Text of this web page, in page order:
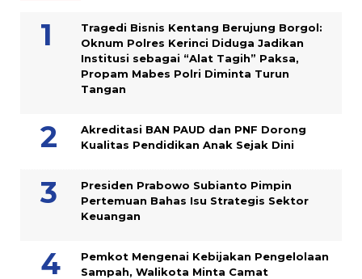
Tragedi Bisnis Kentang Berujung Borgol:
Oknum Polres Kerinci Diduga Jadikan
Institusi sebagai “Alat Tagih” Paksa,
Propam Mabes Polri Diminta Turun
Tangan
Akreditasi BAN PAUD dan PNF Dorong
Kualitas Pendidikan Anak Sejak Dini
Presiden Prabowo Subianto Pimpin
Pertemuan Bahas Isu Strategis Sektor
Keuangan
Pemkot Mengenai Kebijakan Pengelolaan
Sampah, Walikota Minta Camat